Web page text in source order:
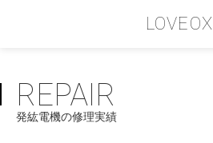
LOVEOX
PHILOSOPHY
フィロソフィー
REPAIR
発紘電機の修理実績